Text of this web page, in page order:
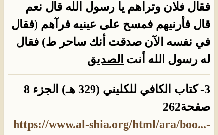
فقال فلان وتراهم يا رسول الله قال نعم
قال فأرنيهم فمسح على عينيه فرآهم (فقال
في نفسه الآن صدقت أنك ساحر ط) فقال
له رسول الله أنت الصديق
3- كتاب الكافي للكليني (329 هـ) الجزء 8
صفحة262
https://www.al-shia.org/html/ara/boo...-